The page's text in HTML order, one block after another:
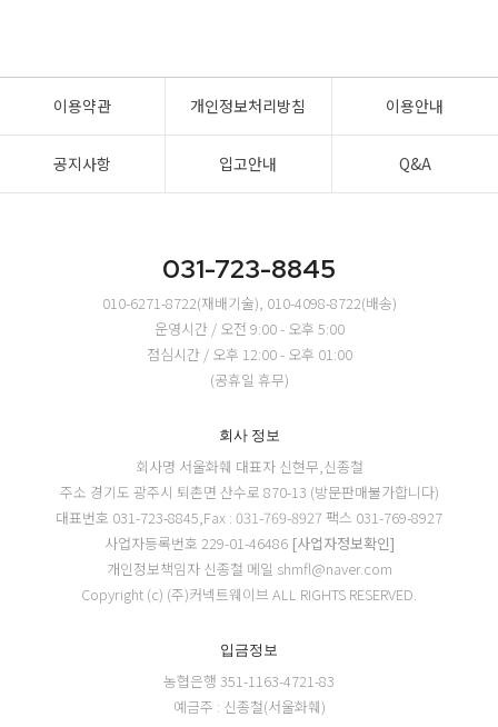
이용약관 개인정보처리방침 이용안내
공지사항 입고안내 Q&A
031-723-8845
010-6271-8722(재배기술), 010-4098-8722(배송)
운영시간 / 오전 9:00 - 오후 5:00
점심시간 / 오후 12:00 - 오후 01:00
(공휴일 휴무)
회사 정보
회사명 서울화훼 대표자 신현무,신종철
주소 경기도 광주시 퇴촌면 산수로 870-13 (방문판매불가합니다)
대표번호 031-723-8845,Fax : 031-769-8927 팩스 031-769-8927
사업자등록번호 229-01-46486 [사업자정보확인]
개인정보책임자 신종철 메일 shmfl@naver.com
Copyright (c) (주)커넥트웨이브 ALL RIGHTS RESERVED.
입금정보
농협은행 351-1163-4721-83
예금주 : 신종철(서울화훼)